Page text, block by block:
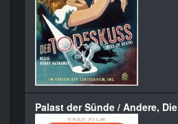
Palast der Sünde / Andere, Die